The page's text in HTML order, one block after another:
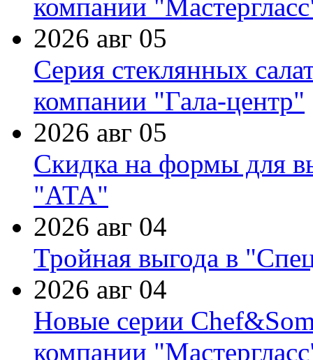
компании
2026 авг 05
Серия стеклянных
компании "Гала-центр"
2026 авг 05
Скидка на формы для
"АТА"
2026 авг 04
Тройная выгода в
2026 авг 04
Новые серии
компании